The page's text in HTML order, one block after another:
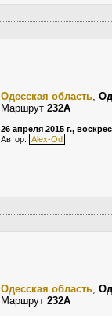
Одесская область,
Маршрут 232А
26 апреля 2015 г.,
Автор: Alex-Od
Одесская область,
Маршрут 232А